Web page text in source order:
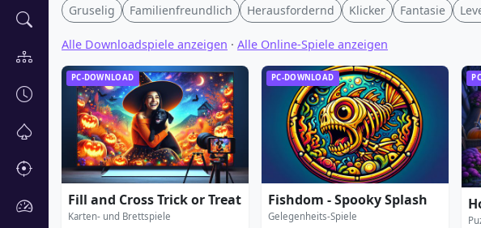
Gruselig Familienfreundlich Herausfordernd Klicker Fantasie
Alle Downloadspiele anzeigen · Alle Online-Spiele anzeigen
PC-DOWNLOAD
Fill and Cross Trick or Treat
Karten- und Brettspiele
PC-DOWNLOAD
Fishdom - Spooky Splash
Gelegenheits-Spiele